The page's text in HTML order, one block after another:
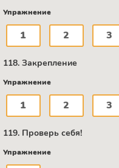
Упражнение
1 2 3
118. Закрепление
Упражнение
1 2 3
119. Проверь себя!
Упражнение